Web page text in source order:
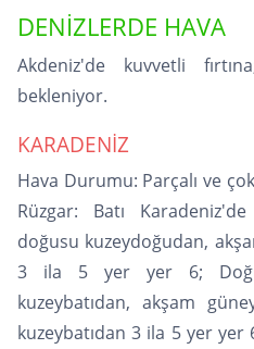
DENİZLERDE HAVA
Akdeniz'de kuvvetli
bekleniyor.
KARADENİZ
Hava Durumu: Parçalı ve
Rüzgar: Batı
doğusu kuzeydoğudan,
3 ila 5 yer yer 6;
kuzeybatıdan, akşam
kuzeybatıdan 3 ila 5 yer